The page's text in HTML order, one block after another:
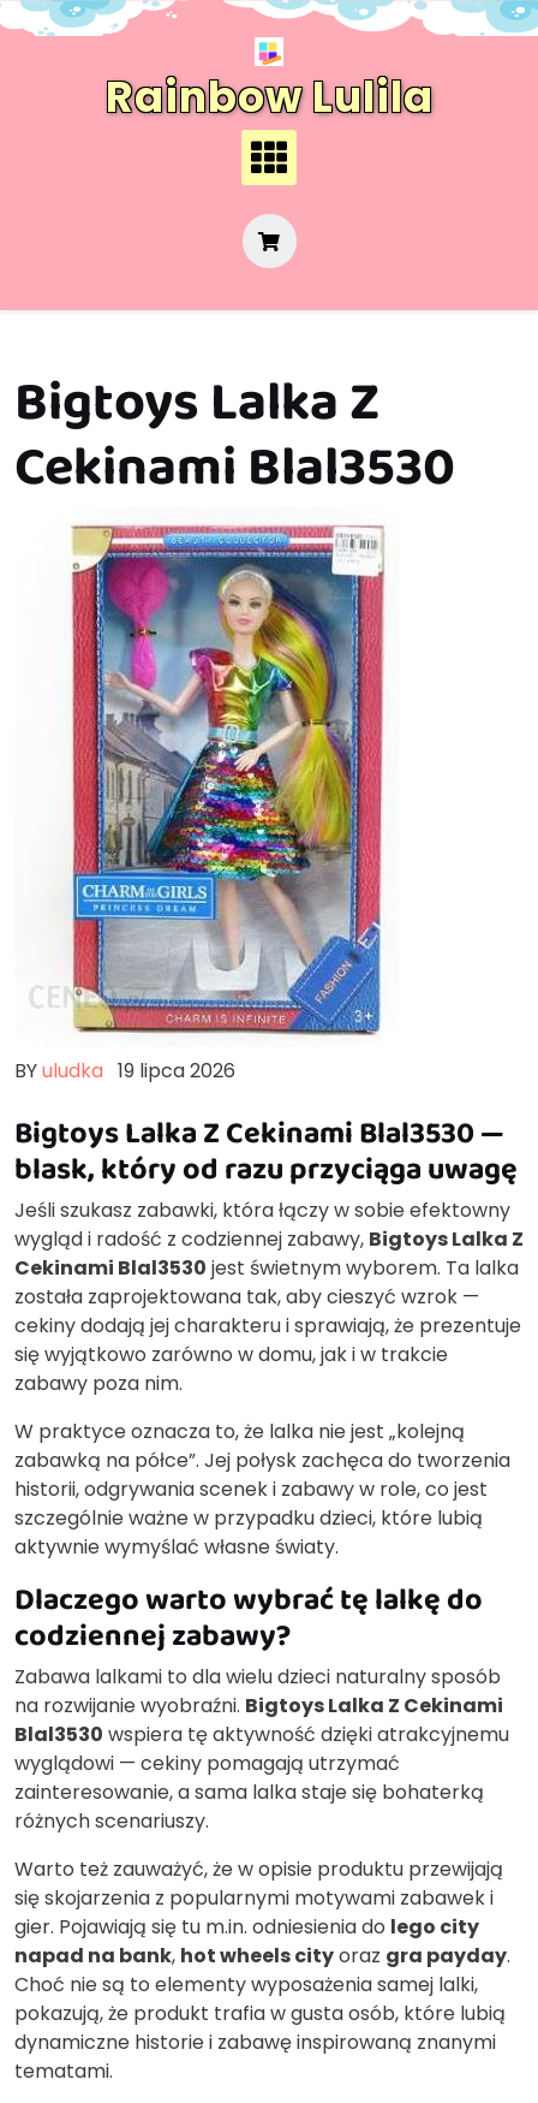
Skip
Rainbow Lulila
Bigtoys Lalka Z
Cekinami Blal3530
BYuludka 19 lipca 2026
Bigtoys Lalka Z Cekinami Blal3530 —
blask, który od razu przyciąga uwagę
Jeśli szukasz zabawki, która łączy w sobie efektowny
wygląd i radość z codziennej zabawy, Bigtoys Lalka Z
Cekinami Blal3530 jest świetnym wyborem. Ta lalka
została zaprojektowana tak, aby cieszyć wzrok —
cekiny dodają jej charakteru i sprawiają, że prezentuje
się wyjątkowo zarówno w domu, jak i w trakcie
zabawy poza nim.
W praktyce oznacza to, że lalka nie jest „kolejną
zabawką na półce”. Jej połysk zachęca do tworzenia
historii, odgrywania scenek i zabawy w role, co jest
szczególnie ważne w przypadku dzieci, które lubią
aktywnie wymyślać własne światy.
Dlaczego warto wybrać tę lalkę do
codziennej zabawy?
Zabawa lalkami to dla wielu dzieci naturalny sposób
na rozwijanie wyobraźni. Bigtoys Lalka Z Cekinami
Blal3530 wspiera tę aktywność dzięki atrakcyjnemu
wyglądowi — cekiny pomagają utrzymać
zainteresowanie, a sama lalka staje się bohaterką
różnych scenariuszy.
Warto też zauważyć, że w opisie produktu przewijają
się skojarzenia z popularnymi motywami zabawek i
gier. Pojawiają się tu m.in. odniesienia do lego city
napad na bank, hot wheels cityoraz gra payday.
Choć nie są to elementy wyposażenia samej lalki,
pokazują, że produkt trafia w gusta osób, które lubią
dynamiczne historie i zabawę inspirowaną znanymi
tematami.